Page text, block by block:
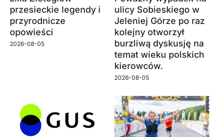
przesieckie legendy i
przyrodnicze
opowieści
2026-08-05
ulicy Sobieskiego w
Jeleniej Górze po raz
kolejny otworzył
burzliwą dyskusję na
temat wieku polskich
kierowców.
2026-08-05